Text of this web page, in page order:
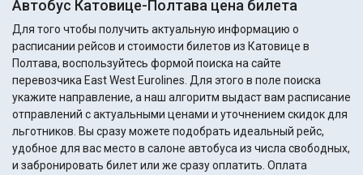
Автобус Катовице-Полтава цена билета
Для того чтобы получить актуальную информацию о
расписании рейсов и стоимости билетов из Катовице в
Полтава, воспользуйтесь формой поиска на сайте
перевозчика East West Eurolines. Для этого в поле поиска
укажите направление, а наш алгоритм выдаст вам расписание
отправлений с актуальными ценами и уточнением скидок для
льготников. Вы сразу можете подобрать идеальный рейс,
удобное для вас место в салоне автобуса из числа свободных,
и забронировать билет или же сразу оплатить. Оплата